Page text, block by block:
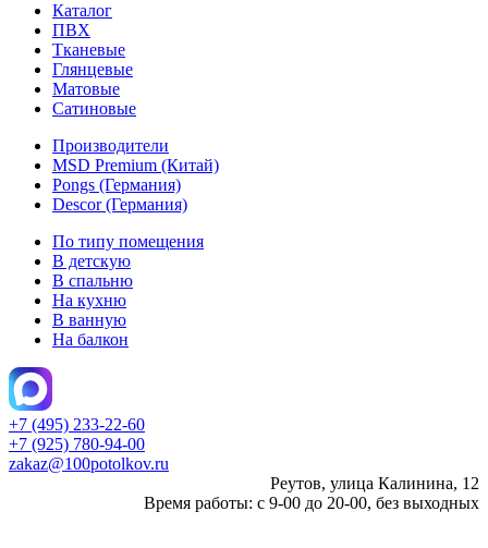
Каталог
ПВХ
Тканевые
Глянцевые
Матовые
Сатиновые
Производители
MSD Premium (Китай)
Pongs (Германия)
Descor (Германия)
По типу помещения
В детскую
В спальню
На кухню
В ванную
На балкон
+7 (495) 233-22-60
+7 (925) 780-94-00
zakaz@100potolkov.ru
Реутов, улица Калинина, 12
Время работы: с 9-00 до 20-00, без выходных